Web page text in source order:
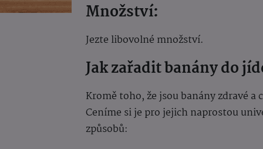
Množství:
Jezte libovolné množství.
Jak zařadit banány do
Kromě toho, že jsou banány zdravé
Ceníme si je pro jejich naprostou
způsobů: